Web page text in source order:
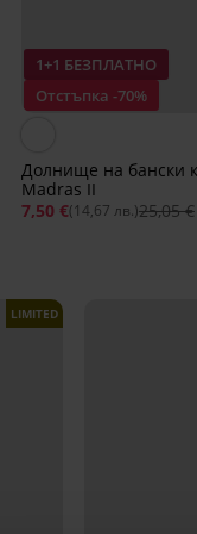
1+1 БЕЗПЛАТНО
Отстъпка -70%
Долнище на бански
Madras II
7,50 €(14,67 лв.)25,05 €
LIMITED